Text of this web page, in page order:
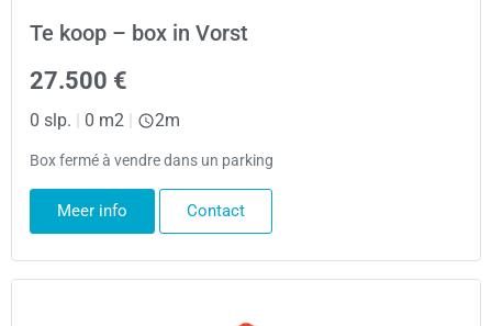
Te koop – box in Vorst
27.500 €
0 slp. | 0 m2 | 2m
Box fermé à vendre dans un parking
Meer info Contact